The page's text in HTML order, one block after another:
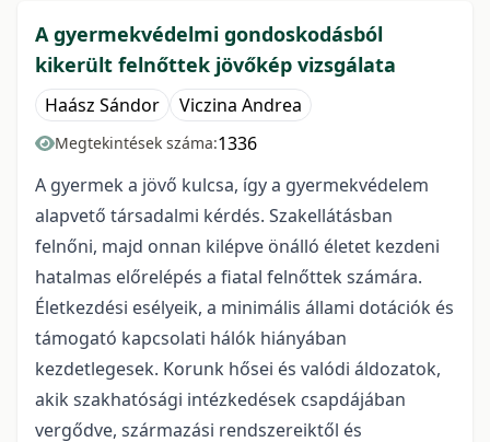
A gyermekvédelmi gondoskodásból
kikerült felnőttek jövőkép vizsgálata
Haász Sándor Viczina Andrea
Megtekintések száma:1336
A gyermek a jövő kulcsa, így a gyermekvédelem
alapvető társadalmi kérdés. Szakellátásban
felnőni, majd onnan kilépve önálló életet kezdeni
hatalmas előrelépés a fiatal felnőttek számára.
Életkezdési esélyeik, a minimális állami dotációk és
támogató kapcsolati hálók hiányában
kezdetlegesek. Korunk hősei és valódi áldozatok,
akik szakhatósági intézkedések csapdájában
vergődve, származási rendszereiktől és